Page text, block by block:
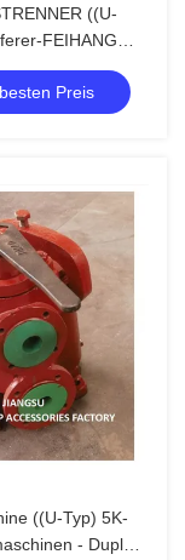
((U-
FEIHANG
Preis
((U-Typ) 5K-
- Duplex-